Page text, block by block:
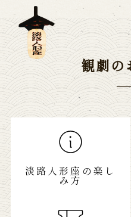
観劇の
淡路人形座の楽し
み方